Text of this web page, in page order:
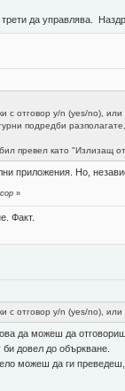
да управлява.
с отговор y/n (yes/no),
подредби
превел като "Излизащ
приложения. Но,
»
Факт.
с отговор y/n (yes/no),
да можеш да
довел до объркване.
можеш да ги